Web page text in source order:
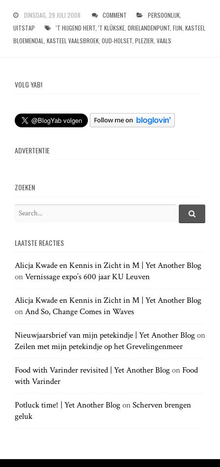
DINSDAG, 29 JULI 2008 COMMENT PERSOONLIJK,
UITSTAP
'T HIJGEND HERT, 'T KLÜKSKE, DRIELANDENPUNT, FIJN KASTEEL
BLOEMENDAL KASTEEL VAALSBROEK, OUD-HOLSET, PLEZIER VAALS
VOLG YAB!
ADVERTENTIE
ZOEKEN
r
h
f
r
:
S
h
LAATSTE REACTIES
Alicja Kwade en Kennis in Zicht in M | Yet Another Blog
onVernissage expo’s 600 jaar KU Leuven
Alicja Kwade en Kennis in Zicht in M | Yet Another Blog
onAnd So, Change Comes in Waves
Nieuwjaarsbrief van mijn petekindje | Yet Another Blogon
Zeilen met mijn petekindje op het Grevelingenmeer
Food with Varinder revisited | Yet Another BlogonFood
with Varinder
Potluck time! | Yet Another BlogonScherven brengen
geluk